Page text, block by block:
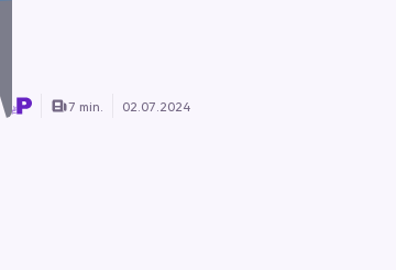
7 min. 02.07.2024